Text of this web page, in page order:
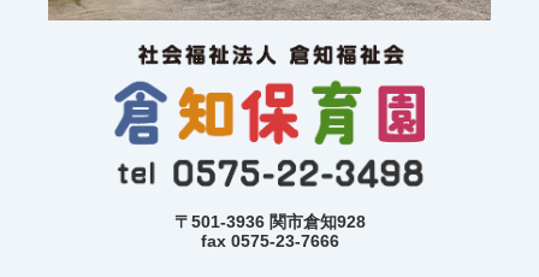
〒501-3936 関市倉知928
fax 0575-23-7666